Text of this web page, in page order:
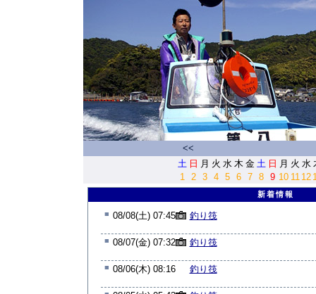
<<
土 日 月 火 水 木 金 土 日 月 火 水
1
2 3 4 5 6 7 8 9 10 11 12
新着情報
■ 08/08(土) 07:45 釣り筏
■ 08/07(金) 07:32 釣り筏
■ 08/06(木) 08:16 釣り筏